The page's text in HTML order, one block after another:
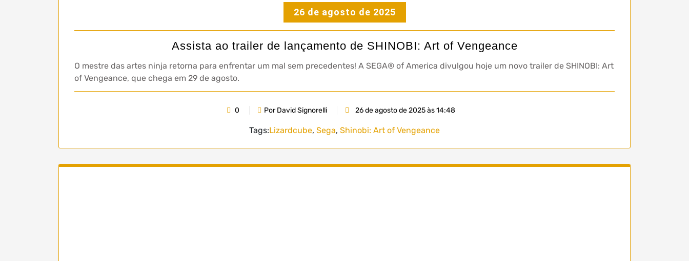
26 de agosto de 2025
Assista ao trailer de lançamento de SHINOBI: Art of Vengeance
O mestre das artes ninja retorna para enfrentar um mal sem precedentes! A SEGA® of America divulgou hoje um novo trailer de SHINOBI: Art
of Vengeance, que chega em 29 de agosto.
0 Por David Signorelli 26 de agosto de 2025 às 14:48
Tags:Lizardcube, Sega, Shinobi: Art of Vengeance